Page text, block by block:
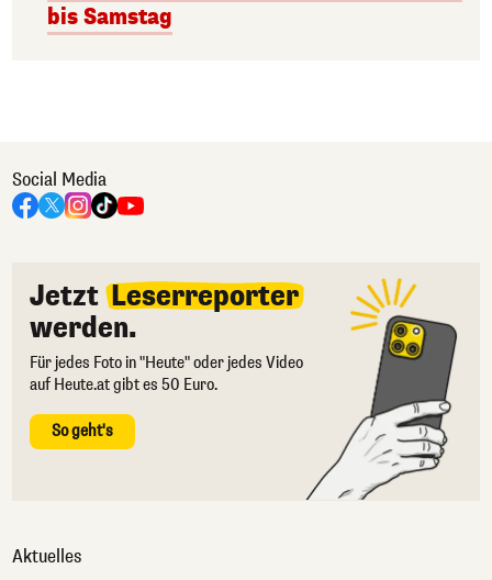
bis Samstag
Social Media
Jetzt Leserreporter
werden.
Für jedes Foto in "Heute" oder jedes Video
auf Heute.at gibt es 50 Euro.
So geht's
Aktuelles